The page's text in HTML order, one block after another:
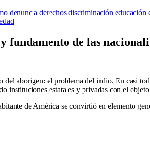
denuncia derechos discriminación educación
de las
aborigen: el problema del indio. En casi
instituciones estatales y privadas con el
de América se convirtió en elemento